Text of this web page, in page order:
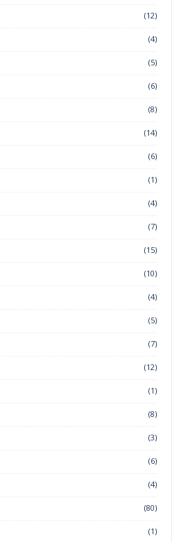
(12)
(4)
(5)
(6)
(8)
(14)
(6)
(1)
(4)
(7)
(15)
(10)
(4)
(5)
(7)
(12)
(1)
(8)
(3)
(6)
(4)
(80)
(1)